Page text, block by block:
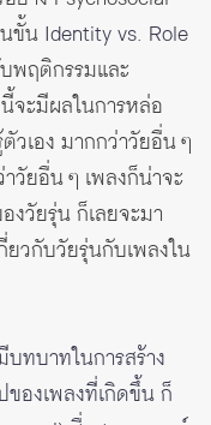
ขั้น Identity vs. Role
พฤติกรรมและ
จะมีผลในการหล่อ
วเอง มากกว่าวัยอื่น ๆ
วัยอื่น ๆ เพลงก็น่าจะ
งวัยรุ่น ก็เลยจะมา
ยวกับวัยรุ่นกับเพลงใน
ทบาทในการสร้าง
องเพลงที่เกิดขึ้น ก็